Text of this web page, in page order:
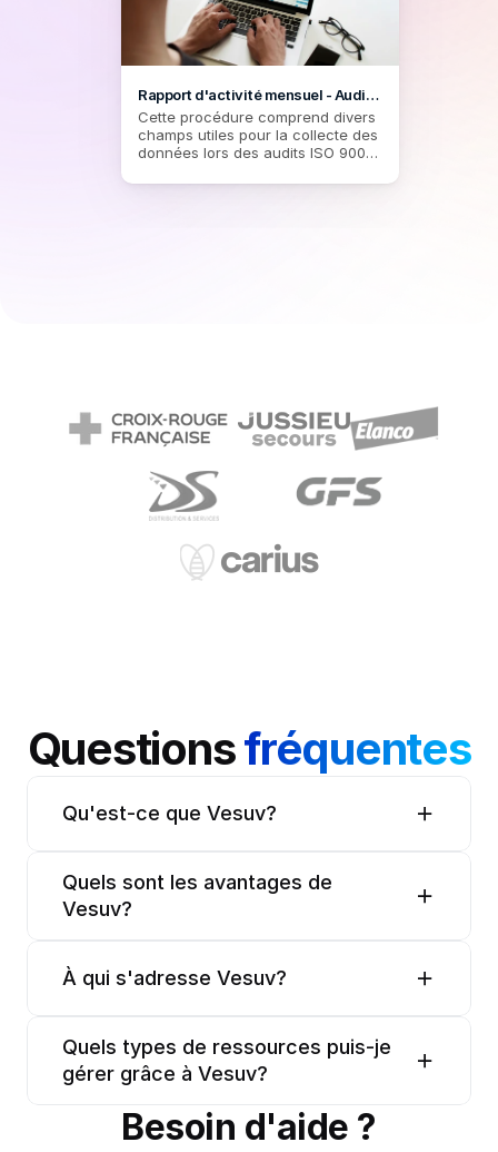
Rapport d'activité mensuel - Audit
ISO 9001
Cette procédure comprend divers
champs utiles pour la collecte des
données lors des audits ISO 9001,
d'audit, les observations et les
Questions fréquentes
Qu'est-ce que Vesuv?
Quels sont les avantages de
Vesuv?
À qui s'adresse Vesuv?
Quels types de ressources puis-je
gérer grâce à Vesuv?
Besoin d'aide ?